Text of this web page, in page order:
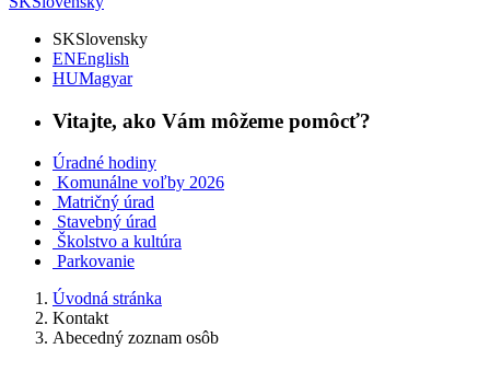
SKSlovensky
ENEnglish
HUMagyar
Vitajte, ako Vám môžeme pomôcť?
Úradné hodiny
Komunálne voľby 2026
Matričný úrad
Stavebný úrad
Školstvo a kultúra
Parkovanie
Úvodná stránka
Kontakt
Abecedný zoznam osôb